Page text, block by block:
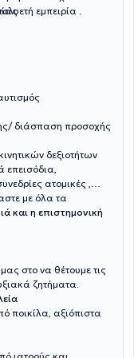
εμπειρία .
διάσπαση προσοχής
δεξιοτήτων
επεισόδια,
ατομικές ,
με όλα τα
και η επιστημονική
στο να θέτουμε τις
ζητήματα.
ποικίλα, αξιόπιστα